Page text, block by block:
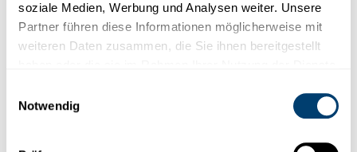
soziale Medien, Werbung und Analysen weiter. Unsere
Partner führen diese Informationen möglicherweise mit
weiteren Daten zusammen, die Sie ihnen bereitgestellt
Notwendig
Seat Alhambra
oder ähnlich
TÜREN
Seat Alhambra
Geräumiger Van mit flexibler Sitzkonfiguration. Perfekt für große